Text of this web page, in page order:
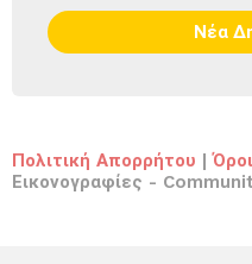
Νέα
Πολιτική Απορρήτου |
Εικονογραφίες -